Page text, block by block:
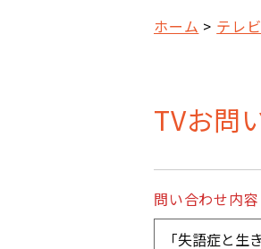
ホーム テレビ
TVお問
問い合わせ内容